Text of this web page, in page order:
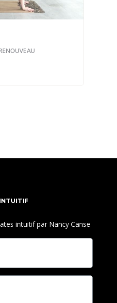
intuitif par Nancy Canse